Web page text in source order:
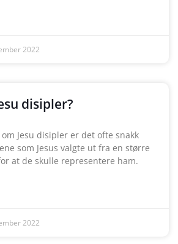
2022
disipler?
Jesu disipler er det ofte snakk
som Jesus valgte ut fra en større
at de skulle representere ham.
2022